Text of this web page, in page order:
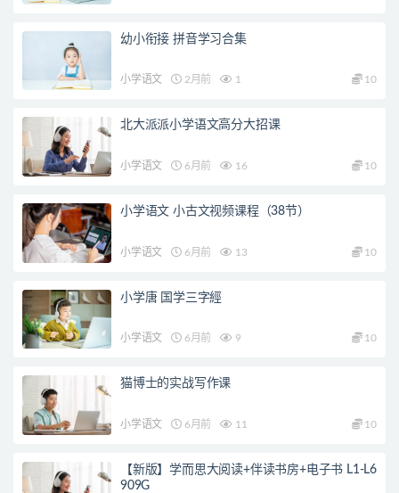
幼小衔接 拼音学习合集
小学语文 2月前 1 10
北大派派小学语文高分大招课
小学语文 6月前 16 10
小学语文 小古文视频课程（38节）
小学语文 6月前 13 10
小学唐 国学三字經
小学语文 6月前 9 10
猫博士的实战写作课
小学语文 6月前 11 10
【新版】学而思大阅读+伴读书房+电子书 L1-L6
909G